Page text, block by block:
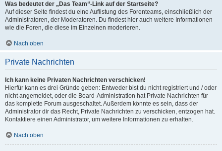
Was bedeutet der „Das Team“-Link auf der Startseite?
Auf dieser Seite findest du eine Auflistung des Forenteams, einschließlich der
Administratoren, der Moderatoren. Du findest hier auch weitere Informationen
wie die Foren, die diese im Einzelnen moderieren.
Nach oben
Private Nachrichten
Ich kann keine Privaten Nachrichten verschicken!
Hierfür kann es drei Gründe geben: Entweder bist du nicht registriert und / oder
nicht angemeldet, oder die Board-Administration hat Private Nachrichten für
das komplette Forum ausgeschaltet. Außerdem könnte es sein, dass der
Administrator dir das Recht, Private Nachrichten zu verschicken, entzogen hat.
Kontaktiere einen Administrator, um weitere Informationen zu erhalten.
Nach oben